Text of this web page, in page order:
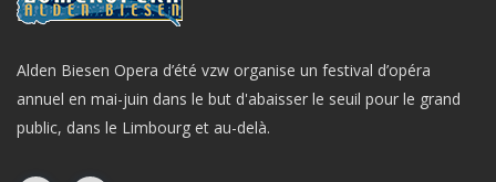
Alden Biesen Opera d’été vzw organise un festival d’opéra
annuel en mai-juin dans le but d'abaisser le seuil pour le grand
public, dans le Limbourg et au-delà.